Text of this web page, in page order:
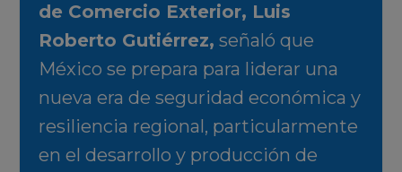
de Comercio Exterior, Luis
Roberto Gutiérrez, señaló que
México se prepara para liderar una
nueva era de seguridad económica y
resiliencia regional, particularmente
en el desarrollo y producción de